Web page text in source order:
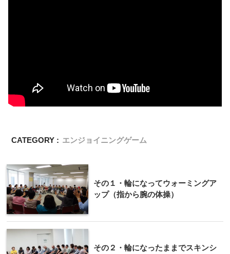
CATEGORY : エンジョイニングゲーム
その１・輪になってウォーミングア
ップ（指から腕の体操）
その２・輪になったままでスキンシ